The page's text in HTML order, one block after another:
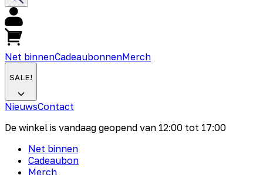
Net binnenCadeaubonnenMerch
SALE!
NieuwsContact
De winkel is vandaag geopend van 12:00 tot 17:00
Net binnen
Cadeaubon
Merch